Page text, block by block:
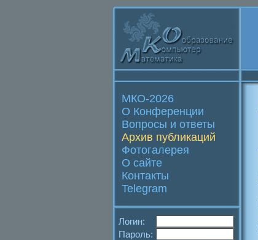
МКО-2026
О Конференции
Вопросы и ответы
Архив публикаций
Фотогалерея
О сайте
Контакты
Telegram
Логин:
Пароль: